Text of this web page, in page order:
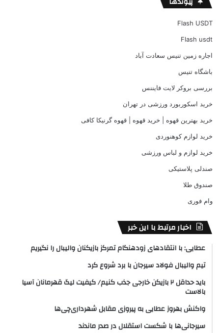
Flash USDT
Flash usdt
اجاره زمین تنیس سعادت آباد
باشگاه تنیس
بررسی بروکر لایت فایننس
خرید اسکوربورد ورزشی در تهران
خرید بهترین قهوه | خرید قهوه | قهوه گرنیکا کافی
خرید لوازم کوهنوردی
خرید لوازم و لباس ورزشی
صندلی پلاستیکی
صندوق طلا
وام فوری
اخبار مرتبط با این خبر
عطایی: با انتقادهای زودهنگام تمرکز بازیکنان والیبال را نگیریم
تیم والیبال فولاد سیرجان با برد شروع کرد
باید حداقل ۲ بازیکن خارجی جذب کنیم/ کیفیت لیگ قهرمانان آسیا
بالاست
واکنش بهروز عطایی به پیروزی مقابل شهرداری‌چی‌ها
سیرجانی‌ها با شکست استقلال در صدر ماندند